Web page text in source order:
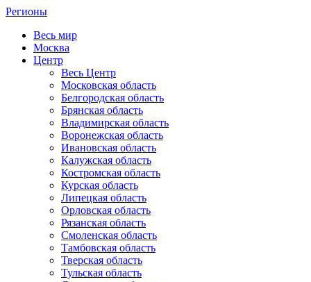
Регионы
Весь мир
Москва
Центр
Весь Центр
Московская область
Белгородская область
Брянская область
Владимирская область
Воронежская область
Ивановская область
Калужская область
Костромская область
Курская область
Липецкая область
Орловская область
Рязанская область
Смоленская область
Тамбовская область
Тверская область
Тульская область